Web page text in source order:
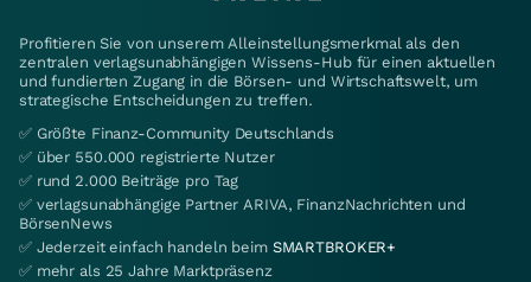
Profitieren Sie von unserem Alleinstellungsmerkmal als den
zentralen verlagsunabhängigen Wissens-Hub für einen aktuellen
und fundierten Zugang in die Börsen- und Wirtschaftswelt, um
strategische Entscheidungen zu treffen.
✅ Größte Finanz-Community Deutschlands
✅ über 550.000 registrierte Nutzer
✅ rund 2.000 Beiträge pro Tag
✅ verlagsunabhängige Partner ARIVA, FinanzNachrichten und
BörsenNews
✅ Jederzeit einfach handeln beim SMARTBROKER+
✅ mehr als 25 Jahre Marktpräsenz